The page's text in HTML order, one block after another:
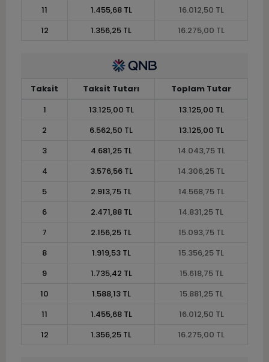
11
1.455,68 TL
16.012,50 TL
12
1.356,25 TL 16.275,00 TL
Taksit Taksit Tutarı
Toplam Tutar
1
13.125,00 TL
13.125,00 TL
2
6.562,50 TL
13.125,00 TL
3
4.681,25 TL
14.043,75 TL
4
3.576,56 TL
14.306,25 TL
5
2.913,75 TL
14.568,75 TL
6
2.471,88 TL
14.831,25 TL
7
2.156,25 TL
15.093,75 TL
8
1.919,53 TL
15.356,25 TL
9
1.735,42 TL
15.618,75 TL
10
1.588,13 TL
15.881,25 TL
11
1.455,68 TL
16.012,50 TL
12
1.356,25 TL 16.275,00 TL